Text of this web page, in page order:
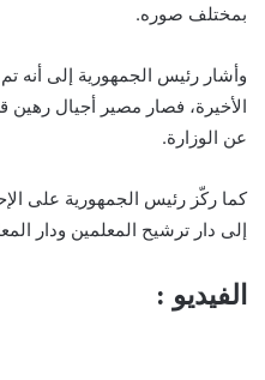
بمختلف صوره.
وأشار رئيس الجمهورية إلى أنه
الأخيرة، فصار مصير أجيال رهين
عن الوزارة.
كما ركّز رئيس الجمهورية على
إلى دار ترشيح المعلمين ودار
الفيديو :